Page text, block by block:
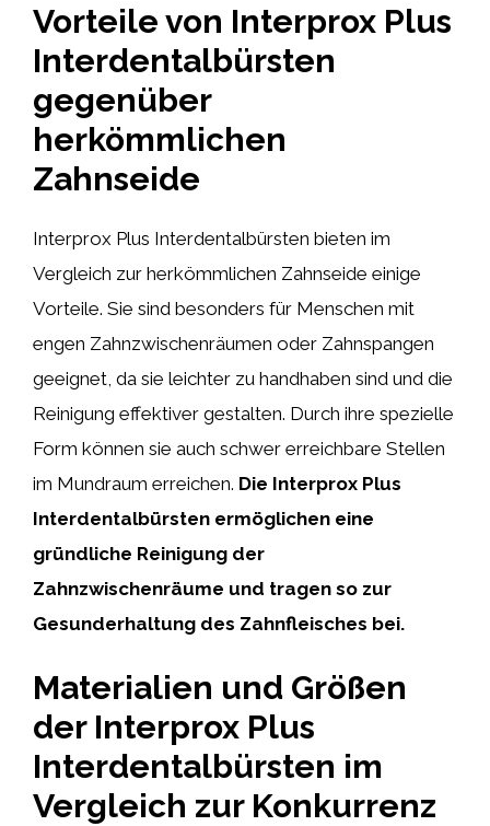
Vorteile von Interprox Plus
Interdentalbürsten
gegenüber
herkömmlichen
Zahnseide
Interprox Plus Interdentalbürsten bieten im
Vergleich zur herkömmlichen Zahnseide einige
Vorteile. Sie sind besonders für Menschen mit
engen Zahnzwischenräumen oder Zahnspangen
geeignet, da sie leichter zu handhaben sind und die
Reinigung effektiver gestalten. Durch ihre spezielle
Form können sie auch schwer erreichbare Stellen
im Mundraum erreichen. Die Interprox Plus
Interdentalbürsten ermöglichen eine
gründliche Reinigung der
Zahnzwischenräume und tragen so zur
Gesunderhaltung des Zahnfleisches bei.
Materialien und Größen
der Interprox Plus
Interdentalbürsten im
Vergleich zur Konkurrenz